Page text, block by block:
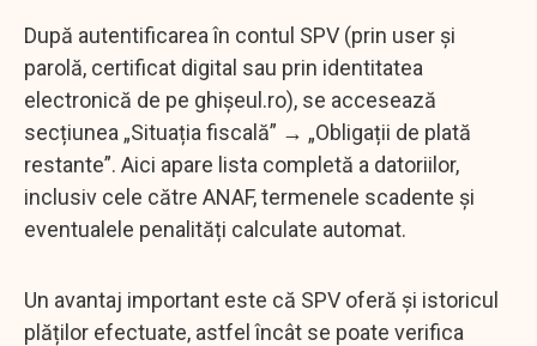
După autentificarea în contul SPV (prin user și
parolă, certificat digital sau prin identitatea
electronică de pe ghișeul.ro), se accesează
secțiunea „Situația fiscală” → „Obligații de plată
restante”. Aici apare lista completă a datoriilor,
inclusiv cele către ANAF, termenele scadente și
eventualele penalități calculate automat.
Un avantaj important este că SPV oferă și istoricul
plăților efectuate, astfel încât se poate verifica